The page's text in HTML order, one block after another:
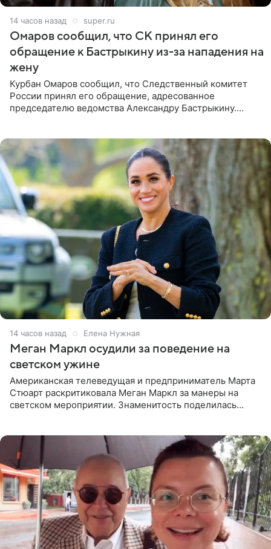
14 часов назад super.ru
Омаров сообщил, что СК принял его
обращение к Бастрыкину из-за нападения на
жену
Курбан Омаров сообщил, что Следственный комитет
России принял его обращение, адресованное
председателю ведомства Александру Бастрыкину.
14 часов назад Елена Нужная
Меган Маркл осудили за поведение на
светском ужине
Американская телеведущая и предприниматель Марта
Стюарт раскритиковала Меган Маркл за манеры на
светском мероприятии. Знаменитость поделилась